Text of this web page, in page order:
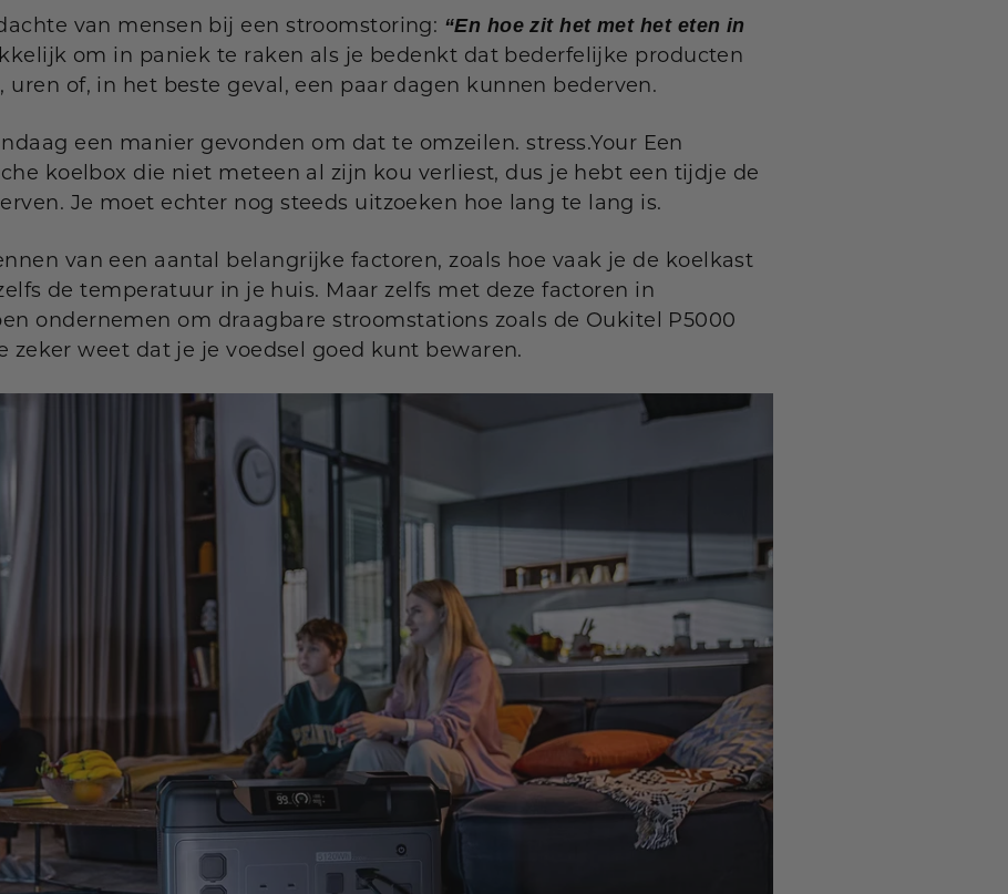
van mensen bij een stroomstoring: “En hoe zit het met het eten in
om in paniek te raken als je bedenkt dat bederfelijke producten
of, in het beste geval, een paar dagen kunnen bederven.
een manier gevonden om dat te omzeilen. stress.Your Een
koelbox die niet meteen al zijn kou verliest, dus je hebt een tijdje de
Je moet echter nog steeds uitzoeken hoe lang te lang is.
van een aantal belangrijke factoren, zoals hoe vaak je de koelkast
de temperatuur in je huis. Maar zelfs met deze factoren in
ondernemen om draagbare stroomstations zoals de Oukitel P5000
zeker weet dat je je voedsel goed kunt bewaren.